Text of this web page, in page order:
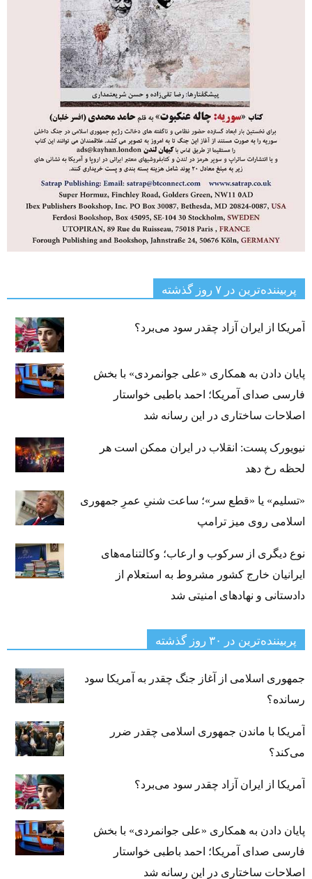
پربیننده‌ترین‌ در ۷ روز گذشته
آمریکا از ایران آزاد چقدر سود می‌برد؟
پایان دادن به همکاری «علی جوانمردی» با بخش
فارسی صدای آمریکا؛ احمد باطبی خواستار
اصلاحات ساختاری در این رسانه شد
نیویورک پست: انقلاب در ایران ممکن است هر
لحظه رخ دهد
«تسلیم» یا «قطع سر»؛ ساعت شنیِ عمرِ جمهوری
اسلامی روی میز ترامپ
نوع دیگری از سرکوب و ارعاب؛ وکالتنامه‌های
ایرانیان خارج کشور مشروط به استعلام از
دادستانی و نهادهای امنیتی شد
پربیننده‌ترین‌ در ۳۰ روز گذشته
جمهوری اسلامی از آغاز جنگ چقدر به آمریکا سود
رسانده؟
آمریکا با ماندن جمهوری اسلامی چقدر ضرر
می‌کند؟
آمریکا از ایران آزاد چقدر سود می‌برد؟
پایان دادن به همکاری «علی جوانمردی» با بخش
فارسی صدای آمریکا؛ احمد باطبی خواستار
اصلاحات ساختاری در این رسانه شد